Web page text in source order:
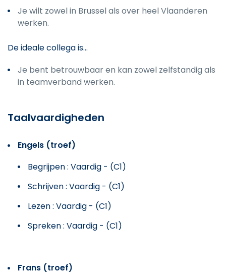
Je wilt zowel in Brussel als over heel Vlaanderen
werken.
De ideale collega is...
Je bent betrouwbaar en kan zowel zelfstandig als
in teamverband werken.
Taalvaardigheden
Engels (troef)
Begrijpen : Vaardig - (C1)
Schrijven : Vaardig - (C1)
Lezen : Vaardig - (C1)
Spreken : Vaardig - (C1)
Frans (troef)